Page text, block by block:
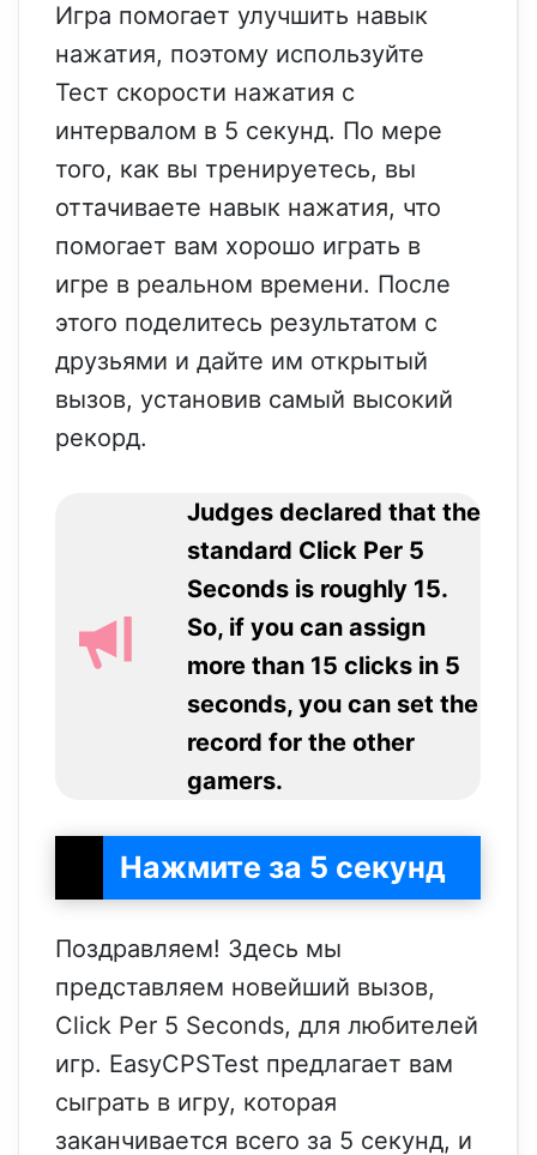
Игра помогает улучшить навык
нажатия, поэтому используйте
Тест скорости нажатия с
интервалом в 5 секунд. По мере
того, как вы тренируетесь, вы
оттачиваете навык нажатия, что
помогает вам хорошо играть в
игре в реальном времени. После
этого поделитесь результатом с
друзьями и дайте им открытый
вызов, установив самый высокий
рекорд.
Judges declared that the
standard Click Per 5
Seconds is roughly 15.
So, if you can assign
more than 15 clicks in 5
seconds, you can set the
record for the other
gamers.
Нажмите за 5 секунд
Поздравляем! Здесь мы
представляем новейший вызов,
Click Per 5 Seconds, для любителей
игр. EasyCPSTest предлагает вам
сыграть в игру, которая
заканчивается всего за 5 секунд, и